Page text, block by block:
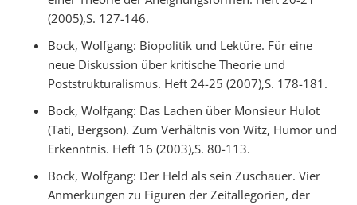
(2005),S. 127-146.
Bock, Wolfgang: Biopolitik und Lektüre. Für eine
neue Diskussion über kritische Theorie und
Poststrukturalismus. Heft 24-25 (2007),S. 178-181.
Bock, Wolfgang: Das Lachen über Monsieur Hulot
(Tati, Bergson). Zum Verhältnis von Witz, Humor und
Erkenntnis. Heft 16 (2003),S. 80-113.
Bock, Wolfgang: Der Held als sein Zuschauer. Vier
Anmerkungen zu Figuren der Zeitallegorien, der